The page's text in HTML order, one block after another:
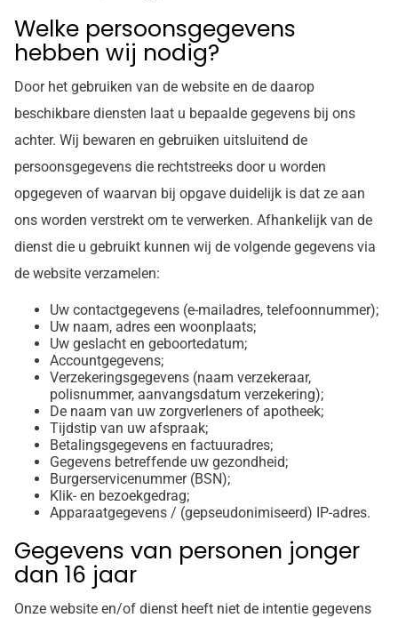
Welke persoonsgegevens
hebben wij nodig?
Door het gebruiken van de website en de daarop
beschikbare diensten laat u bepaalde gegevens bij ons
achter. Wij bewaren en gebruiken uitsluitend de
persoonsgegevens die rechtstreeks door u worden
opgegeven of waarvan bij opgave duidelijk is dat ze aan
ons worden verstrekt om te verwerken. Afhankelijk van de
dienst die u gebruikt kunnen wij de volgende gegevens via
de website verzamelen:
Uw contactgegevens (e-mailadres, telefoonnummer);
Uw naam, adres een woonplaats;
Uw geslacht en geboortedatum;
Accountgegevens;
Verzekeringsgegevens (naam verzekeraar,
polisnummer, aanvangsdatum verzekering);
De naam van uw zorgverleners of apotheek;
Tijdstip van uw afspraak;
Betalingsgegevens en factuuradres;
Gegevens betreffende uw gezondheid;
Burgerservicenummer (BSN);
Klik- en bezoekgedrag;
Apparaatgegevens / (gepseudonimiseerd) IP-adres.
Gegevens van personen jonger
dan 16 jaar
Onze website en/of dienst heeft niet de intentie gegevens